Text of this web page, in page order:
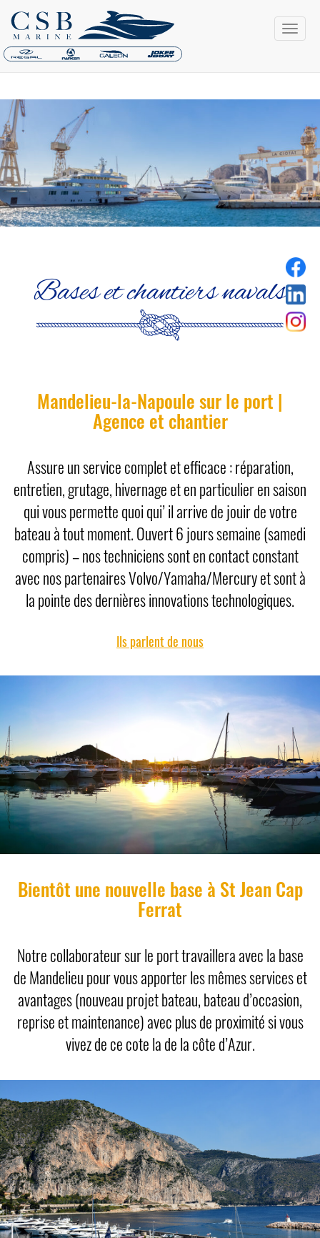
Bases et chantiers navals
Mandelieu-la-Napoule sur le port |
Agence et chantier
Assure un service complet et efficace : réparation,
entretien, grutage, hivernage et en particulier en saison
qui vous permette quoi qui’ il arrive de jouir de votre
bateau à tout moment. Ouvert 6 jours semaine (samedi
compris) – nos techniciens sont en contact constant
avec nos partenaires Volvo/Yamaha/Mercury et sont à
la pointe des dernières innovations technologiques.
Ils parlent de nous
Bientôt une nouvelle base à St Jean Cap
Ferrat
Notre collaborateur sur le port travaillera avec la base
de Mandelieu pour vous apporter les mêmes services et
avantages (nouveau projet bateau, bateau d’occasion,
reprise et maintenance) avec plus de proximité si vous
vivez de ce cote la de la côte d’Azur.